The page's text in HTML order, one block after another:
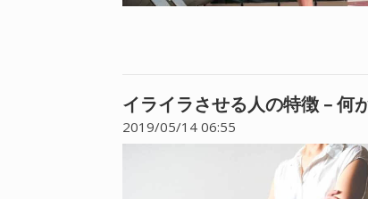
イライラさせる人の特徴 – 何
2019/05/14 06:55